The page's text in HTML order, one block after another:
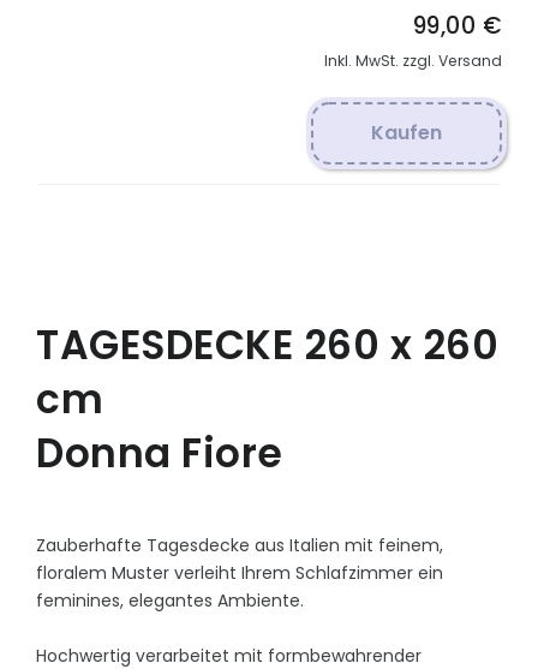
99,00 €
Inkl. MwSt. zzgl. Versand
Kaufen
TAGESDECKE 260 x 260
cm
Donna Fiore
Zauberhafte Tagesdecke aus Italien mit feinem,
floralem Muster verleiht Ihrem Schlafzimmer ein
feminines, elegantes Ambiente.
Hochwertig verarbeitet mit formbewahrender